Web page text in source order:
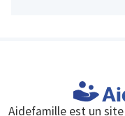
Aidefamille est un